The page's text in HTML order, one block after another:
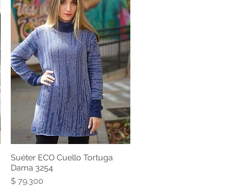
Suéter ECO Cuello Tortuga
Dama 3254
Precio
$ 79.300